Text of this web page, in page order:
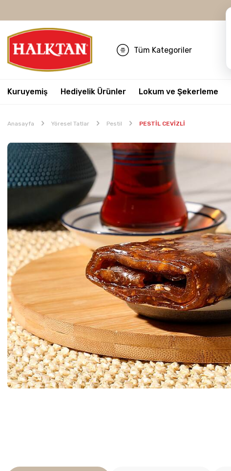
Tüm Kategoriler
Kuruyemiş Hediyelik Ürünler Lokum ve Şekerleme
Anasayfa Yöresel Tatlar Pestil PESTİL CEVİZLİ